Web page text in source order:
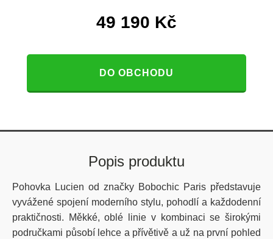
49 190 Kč
DO OBCHODU
Popis produktu
Pohovka Lucien od značky Bobochic Paris představuje
vyvážené spojení moderního stylu, pohodlí a každodenní
praktičnosti. Měkké, oblé linie v kombinaci se širokými
područkami působí lehce a přívětivě a už na první pohled